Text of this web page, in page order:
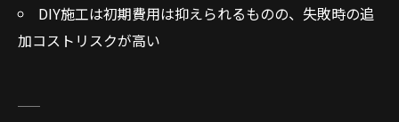
DIY施工は初期費用は抑えられるものの、失敗時の追
加コストリスクが高い